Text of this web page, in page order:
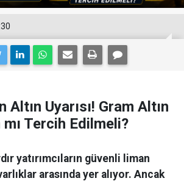
Altın Uyarısı! Gram Altın
mı Tercih Edilmeli?
yatırımcıların güvenli liman
arasında yer alıyor. Ancak